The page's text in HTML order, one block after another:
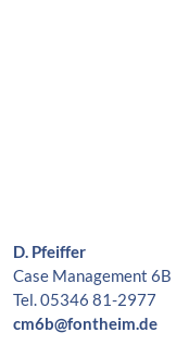
D. Pfeiffer
Case Management 6B
Tel. 05346 81-2977
cm6b@fontheim.de